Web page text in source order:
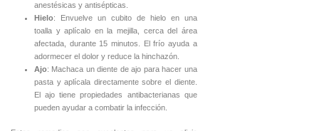
anestésicas y antisépticas.
Hielo: Envuelve un cubito de hielo en una
toalla y aplícalo en la mejilla, cerca del área
afectada, durante 15 minutos. El frío ayuda a
adormecer el dolor y reduce la hinchazón.
Ajo: Machaca un diente de ajo para hacer una
pasta y aplícala directamente sobre el diente.
El ajo tiene propiedades antibacterianas que
pueden ayudar a combatir la infección.